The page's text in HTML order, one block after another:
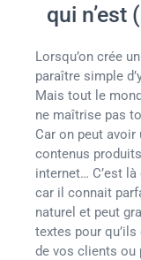
qui n’est
Lorsqu’on crée
paraître simple
Mais tout le
ne maîtrise pas
Car on peut
contenus
internet… C’est là
car il connait
naturel et peut
textes pour
de vos clients ou